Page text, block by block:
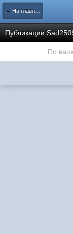
← На главную
Публикации
По